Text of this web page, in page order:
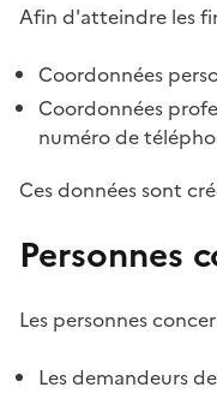
Afin d'atteindre les
Coordonnées
Coordonnées
numéro de
Ces données sont
Personnes
Les personnes
Les demandeurs